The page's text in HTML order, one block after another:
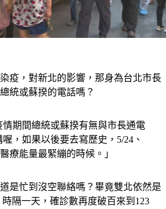
疫，對新北的影響，那身為台北市長
期間總統或蘇揆有無與市長通電
，如果以後要去寫歷史，5/24、
是忙到沒空聯絡嗎？畢竟雙北依然是